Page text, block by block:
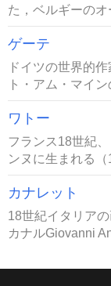
た，ベルギーの
ゲーテ
ドイツの世界的
ト・アム・マイ
ワトー
フランス18世紀
ンヌに生まれる
カナレット
18世紀イタリア
カナルGiovanni